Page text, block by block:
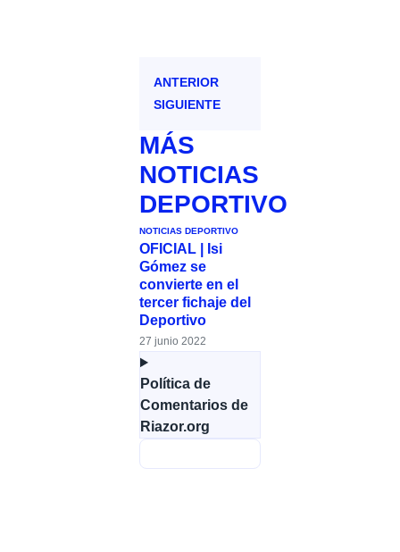
ANTERIOR
SIGUIENTE
MÁS
NOTICIAS
DEPORTIVO
NOTICIAS DEPORTIVO
OFICIAL | Isi
Gómez se
convierte en el
tercer fichaje del
Deportivo
27 junio 2022
Política de
Comentarios de
Riazor.org